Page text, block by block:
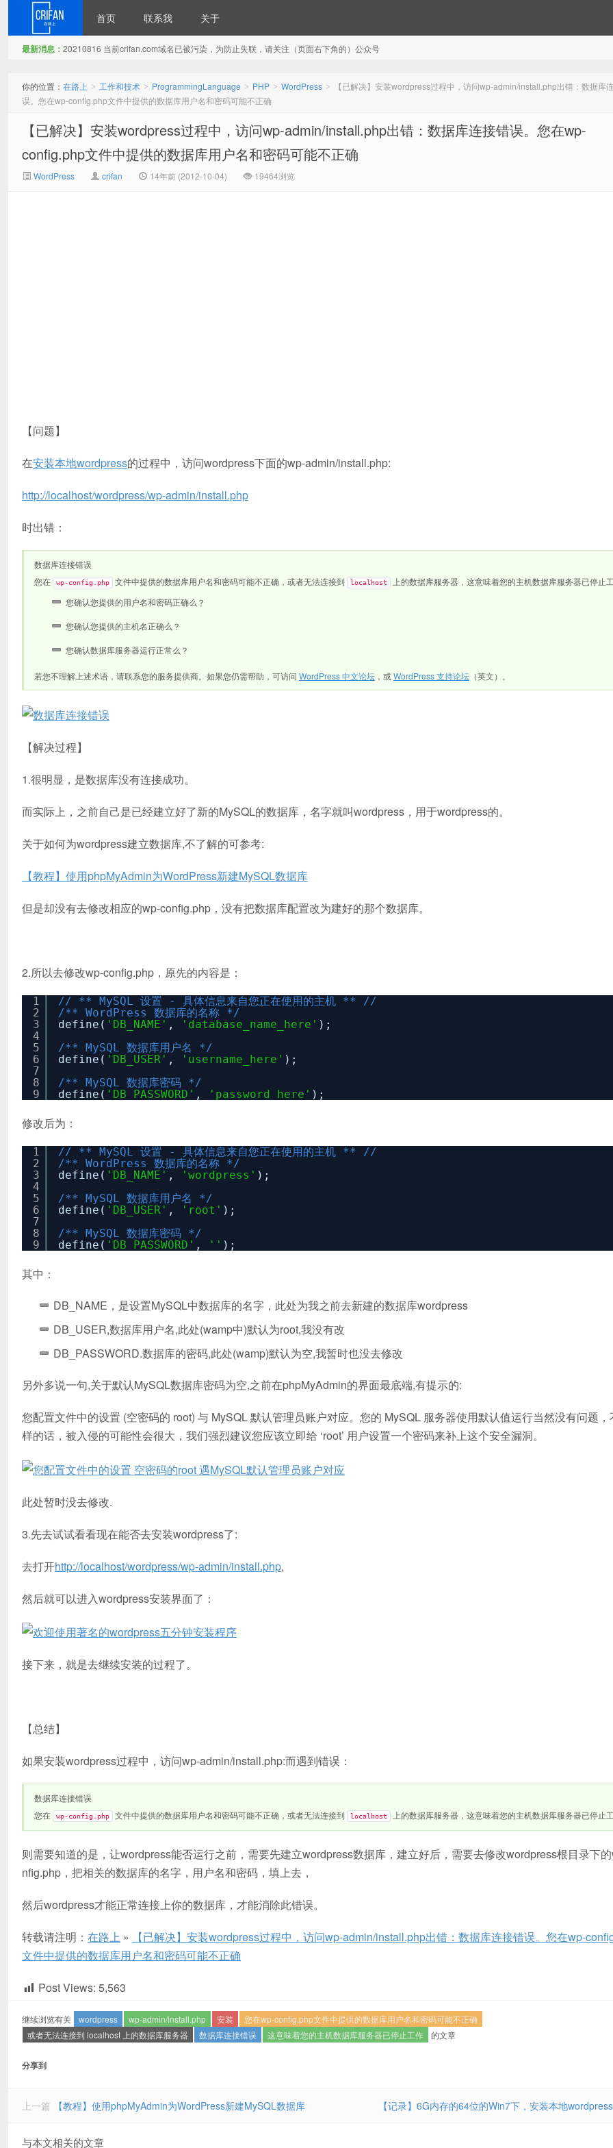
首页 联系我 关于
最新消息： 20210816 当前crifan.com域名已被污染，为防止失联，请关注（页面右下角的）公众号
你的位置： 在路上 > 工作和技术 > ProgrammingLanguage > PHP > WordPress >
【已解决】安装wordpress过程中，访问wp-admin/install.php出错：数据库
误。您在wp-config.php文件中提供的数据库用户名和密码可能不正确
【已解决】安装wordpress过程中，访问wp-admin/install.php出错：数据库连接错误。您在wp-
config.php文件中提供的数据库用户名和密码可能不正确
WordPress crifan 14年前 (2012-10-04) 19464浏览
【问题】
在安装本地wordpress的过程中，访问wordpress下面的wp-admin/install.php:
http://localhost/wordpress/wp-admin/install.php
时出错：
数据库连接错误
您在
wp-config.php 文件中提供的数据库用户名和密码可能不正确，或者无法连接到 localhost
上的数据库服务器，这意味着您的主机数据库服务器已停止
您确认您提供的用户名和密码正确么？
您确认您提供的主机名正确么？
您确认数据库服务器运行正常么？
若您不理解上述术语，请联系您的服务提供商。如果您仍需帮助，可访问 WordPress 中文论坛 ，或WordPress 支持论坛 （英文）。
【解决过程】
1.很明显，是数据库没有连接成功。
而实际上，之前自己是已经建立好了新的MySQL的数据库，名字就叫wordpress，用于wordpress的。
关于如何为wordpress建立数据库,不了解的可参考:
【教程】使用phpMyAdmin为WordPress新建MySQL数据库
但是却没有去修改相应的wp-config.php，没有把数据库配置改为建好的那个数据库。
2.所以去修改wp-config.php，原先的内容是：
1
2
3
4
5
6
7
8
9
// ** MySQL 设置 - 具体信息来自您正在使用的主机 ** //
/** WordPress 数据库的名称 */
define( 'DB_NAME' , 'database_name_here' );
/** MySQL 数据库用户名 */
define( 'DB_USER' , 'username_here' );
/** MySQL 数据库密码 */
define( 'DB_PASSWORD' , 'password_here' );
修改后为：
1
2
3
4
5
6
7
8
9
// ** MySQL 设置 - 具体信息来自您正在使用的主机 ** //
/** WordPress 数据库的名称 */
define( 'DB_NAME' , 'wordpress' );
/** MySQL 数据库用户名 */
define( 'DB_USER' , 'root' );
/** MySQL 数据库密码 */
define( 'DB_PASSWORD' , '' );
其中：
DB_NAME，是设置MySQL中数据库的名字，此处为我之前去新建的数据库wordpress
DB_USER,数据库用户名,此处(wamp中)默认为root,我没有改
DB_PASSWORD.数据库的密码,此处(wamp)默认为空,我暂时也没去修改
另外多说一句,关于默认MySQL数据库密码为空,之前在phpMyAdmin的界面最底端,有提示的:
您配置文件中的设置 (空密码的 root) 与 MySQL 默认管理员账户对应。您的 MySQL 服务器使用默认值运行当然没有问题
样的话，被入侵的可能性会很大，我们强烈建议您应该立即给 ‘root’ 用户设置一个密码来补上这个安全漏洞。
此处暂时没去修改.
3.先去试试看看现在能否去安装wordpress了:
去打开http://localhost/wordpress/wp-admin/install.php,
然后就可以进入wordpress安装界面了：
接下来，就是去继续安装的过程了。
【总结】
如果安装wordpress过程中，访问wp-admin/install.php:而遇到错误：
数据库连接错误
您在
wp-config.php 文件中提供的数据库用户名和密码可能不正确，或者无法连接到 localhost 上的数据库服务器，这意味着您的主机数据库服务器已停止
则需要知道的是，让wordpress能否运行之前，需要先建立wordpress数据库，建立好后，需要去修改wordpress根目录下
nfig.php，把相关的数据库的名字，用户名和密码，填上去，
然后wordpress才能正常连接上你的数据库，才能消除此错误。
转载请注明： 在路上 »
【已解决】安装wordpress过程中，访问wp-admin/install.php出错：数据库连接错误。您在wp-
文件中提供的数据库用户名和密码可能不正确
Post Views: 5,563
继续浏览有关 wordpress wp-admin/install.php 安装
您在wp-config.php文件中提供的数据库用户名和密码可能不正确
或者无法连接到 localhost 上的数据库服务器
数据库连接错误 这意味着您的主机数据库服务器已停止工作 的文章
分享到
上一篇 【教程】使用phpMyAdmin为WordPress新建MySQL数据库 【记录】6G内存的64位的Win7下，安装本地wordpress
与本文相关的文章